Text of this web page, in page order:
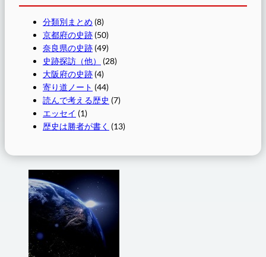
分類別まとめ (8)
京都府の史跡 (50)
奈良県の史跡 (49)
史跡探訪（他）
(28)
大阪府の史跡 (4)
寄り道ノート (44)
読んで考える歴史 (7)
エッセイ (1)
歴史は勝者が書く (13)